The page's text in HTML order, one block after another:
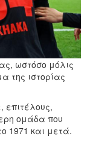
ωστόσο μόλις
της ιστορίας
ομάδα που
1971 και μετά.